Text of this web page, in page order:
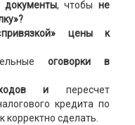
документы, чтобыне
цены к
оговорки в
ипересчет
кредита по
корректно сделать.